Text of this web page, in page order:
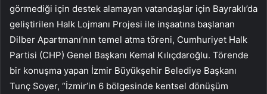
görmediği için destek alamayan vatandaşlar için Bayraklı’da
geliştirilen Halk Lojmanı Projesi ile inşaatına başlanan
Dilber Apartmanı’nın temel atma töreni, Cumhuriyet Halk
Partisi (CHP) Genel Başkanı Kemal Kılıçdaroğlu. Törende
bir konuşma yapan İzmir Büyükşehir Belediye Başkanı
Tunç Soyer, “İzmir’in 6 bölgesinde kentsel dönüşüm